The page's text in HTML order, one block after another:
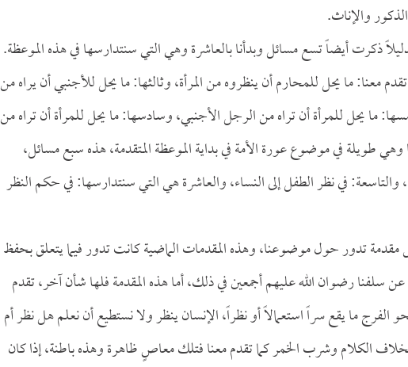
والإناث.
ذكرت أيضاً تسع مسائل وبدأنا بالعاشرة وهي التي سنتدارسها في هذه الموعظة.
معنا: ما يحل للمحارم أن ينظروه من المرأة، وثالثها: ما يحل للأجنبي أن يراه من
ما يحل للمرأة أن تراه من الرجل الأجنبي، وسادسها: ما يحل للمرأة أن تراه من
وهي طويلة في موضوع عورة الأمة في بداية الموعظة المتقدمة، هذه سبع مسائل،
والتاسعة: في نظر الطفل إلى النساء، والعاشرة هي التي سنتدارسها: في حكم النظر
مقدمة تدور حول موضوعنا، وهذه المقدمات الماضية كانت تدور فيما يتعلق بحفظ
رضوان الله عليهم أجمعين في ذلك، أما هذه المقدمة فلها شأن آخر، تقدم
الفرج ما يقع سراً استعمالاً أو نظراً، الإنسان ينظر ولا نستطيع أن نعلم هل نظر أم
الكلام وشرب الخمر كما تقدم معنا فتلك معاصٍ ظاهرة وهذه باطنة، إذا كان